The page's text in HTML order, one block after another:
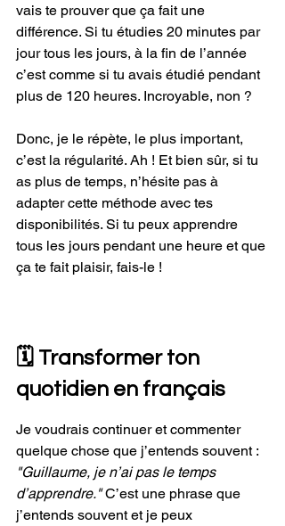
vais te prouver que ça fait une
différence. Si tu étudies 20 minutes par
jour tous les jours, à la fin de l’année
c’est comme si tu avais étudié pendant
plus de 120 heures. Incroyable, non ?
Donc, je le répète, le plus important,
c’est la régularité. Ah ! Et bien sûr, si tu
as plus de temps, n’hésite pas à
adapter cette méthode avec tes
disponibilités. Si tu peux apprendre
tous les jours pendant une heure et que
ça te fait plaisir, fais-le !
🗓️ Transformer ton
quotidien en français
Je voudrais continuer et commenter
quelque chose que j’entends souvent :
"Guillaume, je n’ai pas le temps
d’apprendre." C’est une phrase que
j’entends souvent et je peux